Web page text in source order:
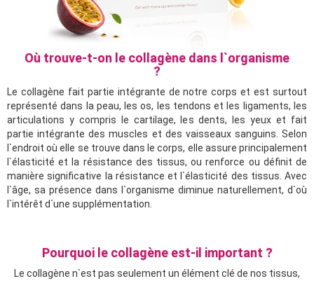
Où trouve-t-on le collagène dans l`organisme
?
Le collagène fait partie intégrante de notre corps et est surtout
représenté dans la peau, les os, les tendons et les ligaments, les
articulations y compris le cartilage, les dents, les yeux et fait
partie intégrante des muscles et des vaisseaux sanguins. Selon
l`endroit où elle se trouve dans le corps, elle assure principalement
l`élasticité et la résistance des tissus, ou renforce ou définit de
manière significative la résistance et l`élasticité des tissus. Avec
l`âge, sa présence dans l`organisme diminue naturellement, d`où
l`intérêt d`une supplémentation.
Pourquoi le collagène est-il important ?
Le collagène n`est pas seulement un élément clé de nos tissus,